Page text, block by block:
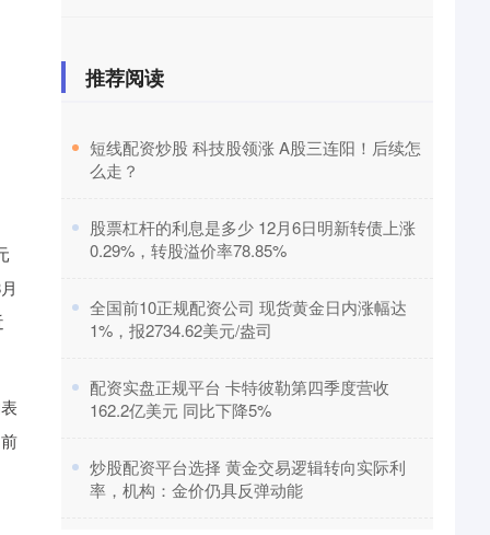
推荐阅读
​短线配资炒股 科技股领涨 A股三连阳！后续怎
么走？
​股票杠杆的利息是多少 12月6日明新转债上涨
0.29%，转股溢价率78.85%
​全国前10正规配资公司 现货黄金日内涨幅达
1%，报2734.62美元/盎司
​配资实盘正规平台 卡特彼勒第四季度营收
162.2亿美元 同比下降5%
​炒股配资平台选择 黄金交易逻辑转向实际利
率，机构：金价仍具反弹动能